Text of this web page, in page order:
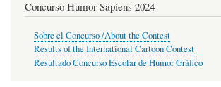
Concurso Humor Sapiens 2024
Sobre el Concurso /About the Contest
Results of the International Cartoon Contest
Resultado Concurso Escolar de Humor Gráfico